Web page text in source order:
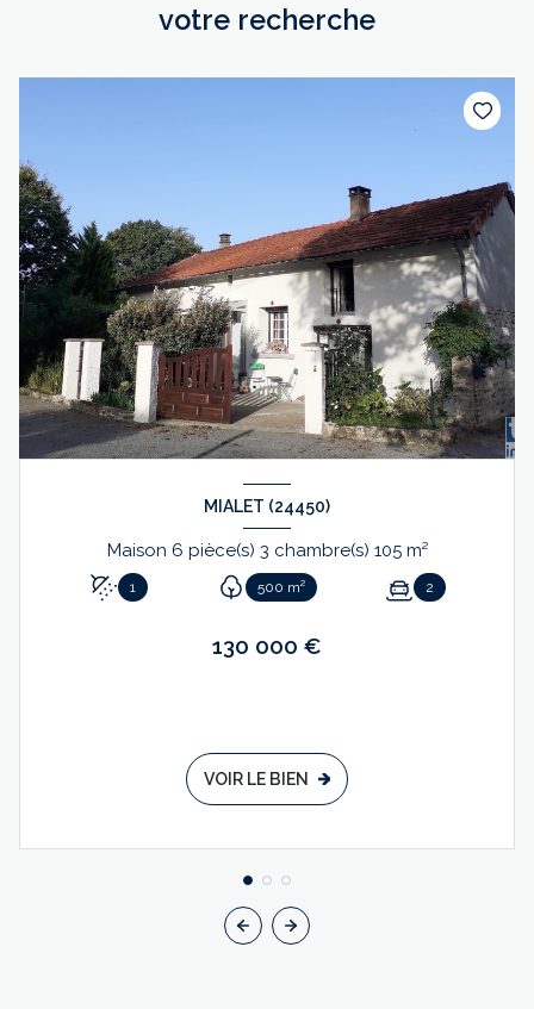
votre recherche
MIALET (24450)
Maison 6 pièce(s) 3 chambre(s) 105 m²
1 500 m² 2
130 000 €
VOIR LE BIEN